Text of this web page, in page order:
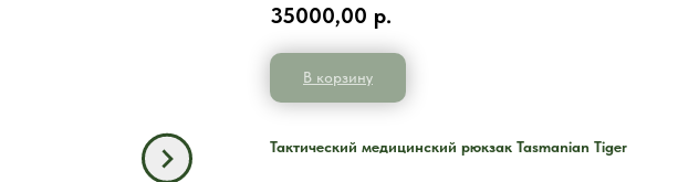
35000,00 р.
В корзину
Тактический медицинский рюкзак Tasmanian Tiger